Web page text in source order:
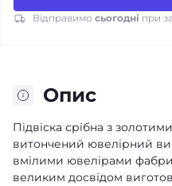
Відправимо сьогодні при
Опис
Підвіска срібна з
витончений ювелірний
вмілими ювелірами
великим досвідом